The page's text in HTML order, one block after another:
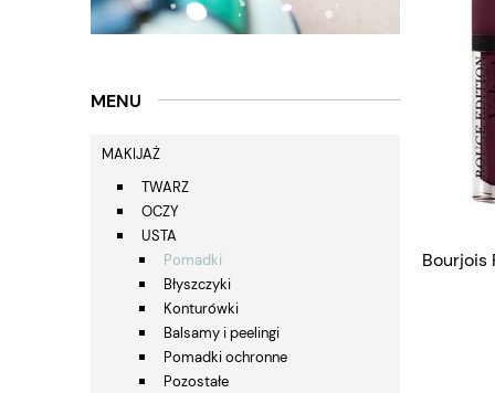
MENU
MAKIJAŻ
TWARZ
OCZY
USTA
Pomadki
Błyszczyki
Konturówki
Balsamy i peelingi
Pomadki ochronne
Pozostałe
Bourjois